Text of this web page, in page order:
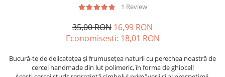
Second Breakfast
White Sensation
1 Review
35,00 RON 16,99 RON
Economisesti: 18,01 RON
Bucură-te de delicatețea și frumusețea naturii cu perechea noastră de
cercei handmade din lut polimeric, în forma de ghiocel!